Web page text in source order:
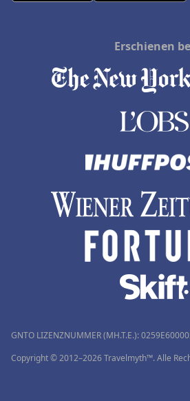
Erschienen
GNTO LIZENZNUMMER (MH.T.E.):
Copyright © 2012–2026 Travelmyth™. Alle